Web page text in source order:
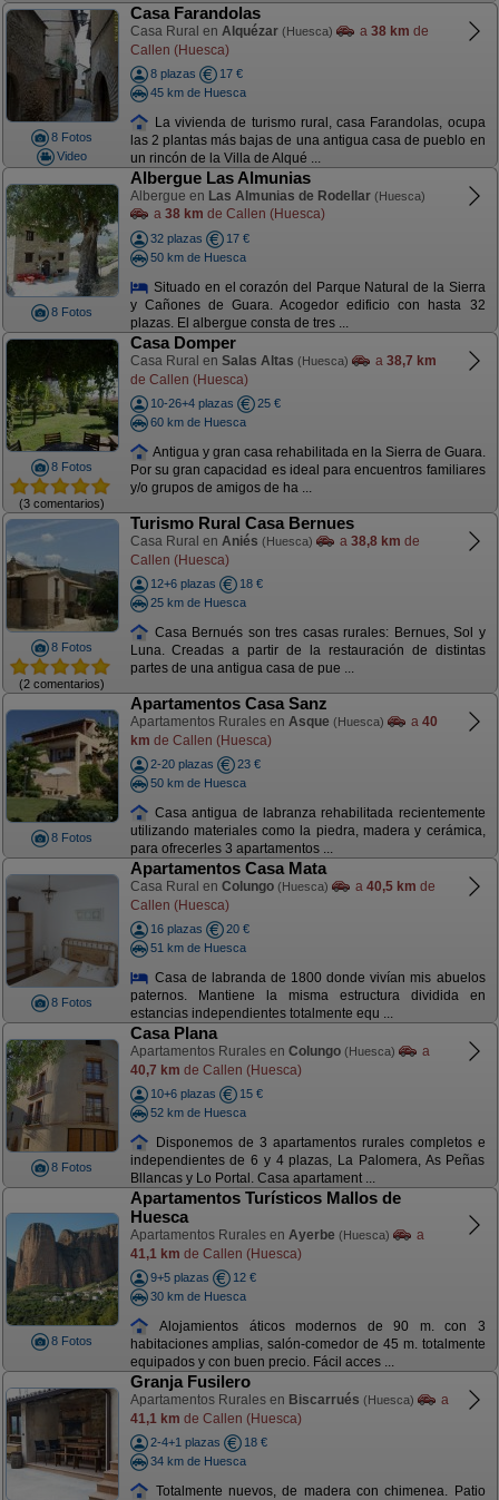
8 Fotos
Video
Casa Farandolas
Casa Rural en Alquézar (Huesca) a 38 km de
Callen (Huesca)
8 plazas
17 €
45 km de Huesca
La vivienda de turismo rural, casa Farandolas, ocupa
las 2 plantas más bajas de una antigua casa de pueblo en
un rincón de la Villa de Alqué ...
8 Fotos
Albergue Las Almunias
Albergue en Las Almunias de Rodellar (Huesca)
a 38 km de Callen (Huesca)
32 plazas
17 €
50 km de Huesca
Situado en el corazón del Parque Natural de la Sierra
y Cañones de Guara. Acogedor edificio con hasta 32
plazas. El albergue consta de tres ...
8 Fotos
(3 comentarios)
Casa Domper
Casa Rural en Salas Altas (Huesca) a 38,7 km
de Callen (Huesca)
10-26+4 plazas
25 €
60 km de Huesca
Antigua y gran casa rehabilitada en la Sierra de Guara.
Por su gran capacidad es ideal para encuentros familiares
y/o grupos de amigos de ha ...
8 Fotos
(2 comentarios)
Turismo Rural Casa Bernues
Casa Rural en Aniés (Huesca) a 38,8 km de
Callen (Huesca)
12+6 plazas
18 €
25 km de Huesca
Casa Bernués son tres casas rurales: Bernues, Sol y
Luna. Creadas a partir de la restauración de distintas
partes de una antigua casa de pue ...
8 Fotos
Apartamentos Casa Sanz
Apartamentos Rurales en Asque (Huesca) a 40
km de Callen (Huesca)
2-20 plazas
23 €
50 km de Huesca
Casa antigua de labranza rehabilitada recientemente
utilizando materiales como la piedra, madera y cerámica,
para ofrecerles 3 apartamentos ...
8 Fotos
Apartamentos Casa Mata
Casa Rural en Colungo (Huesca) a 40,5 km de
Callen (Huesca)
16 plazas
20 €
51 km de Huesca
Casa de labranda de 1800 donde vivían mis abuelos
paternos. Mantiene la misma estructura dividida en
estancias independientes totalmente equ ...
8 Fotos
Casa Plana
Apartamentos Rurales en Colungo (Huesca)
a
40,7 km de Callen (Huesca)
10+6 plazas
15 €
52 km de Huesca
Disponemos de 3 apartamentos rurales completos e
independientes de 6 y 4 plazas, La Palomera, As Peñas
Bllancas y Lo Portal. Casa apartament ...
8 Fotos
Apartamentos Turísticos Mallos de
Huesca
Apartamentos Rurales en Ayerbe (Huesca)
a
41,1 km de Callen (Huesca)
9+5 plazas
12 €
30 km de Huesca
Alojamientos áticos modernos de 90 m. con 3
habitaciones amplias, salón-comedor de 45 m. totalmente
equipados y con buen precio. Fácil acces ...
Granja Fusilero
Apartamentos Rurales en Biscarrués (Huesca)
a
41,1 km de Callen (Huesca)
2-4+1 plazas
18 €
34 km de Huesca
Totalmente nuevos, de madera con chimenea. Patio